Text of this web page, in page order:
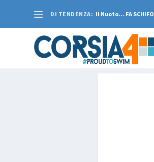
DI TENDENZA: Il Nuoto… FA SCHIFO